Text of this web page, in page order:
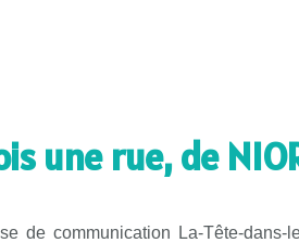
une rue, de
de communication La-Tête-